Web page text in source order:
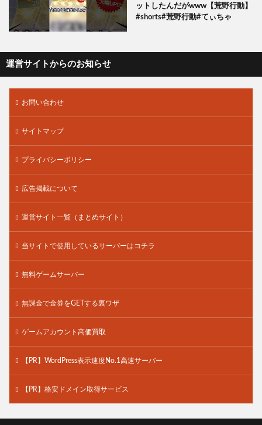
ットしたんだがwww【荒野行動】
#shorts#荒野行動#てぃちゃ
運営サイトからのお知らせ
お問い合わせ
サイトマップ
プライバシーポリシー
広告掲載について
運営サイト一覧（まとめサイト）
当サイトで使用しているサーバーはコチラ
無料ゲームサーバー
無課金で金券をGETする裏ワザ
ゲームアカウント高価買取
【PR】WordPress表示速度No.1高速サーバー
【PR】格安ドメイン取得サービス